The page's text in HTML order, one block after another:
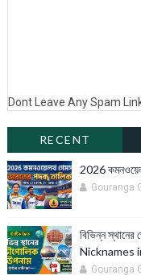
Dont Leave Any Spam
RECENT
2026
Gouranga
বিভিন্ন
Nicknames
Gouranga